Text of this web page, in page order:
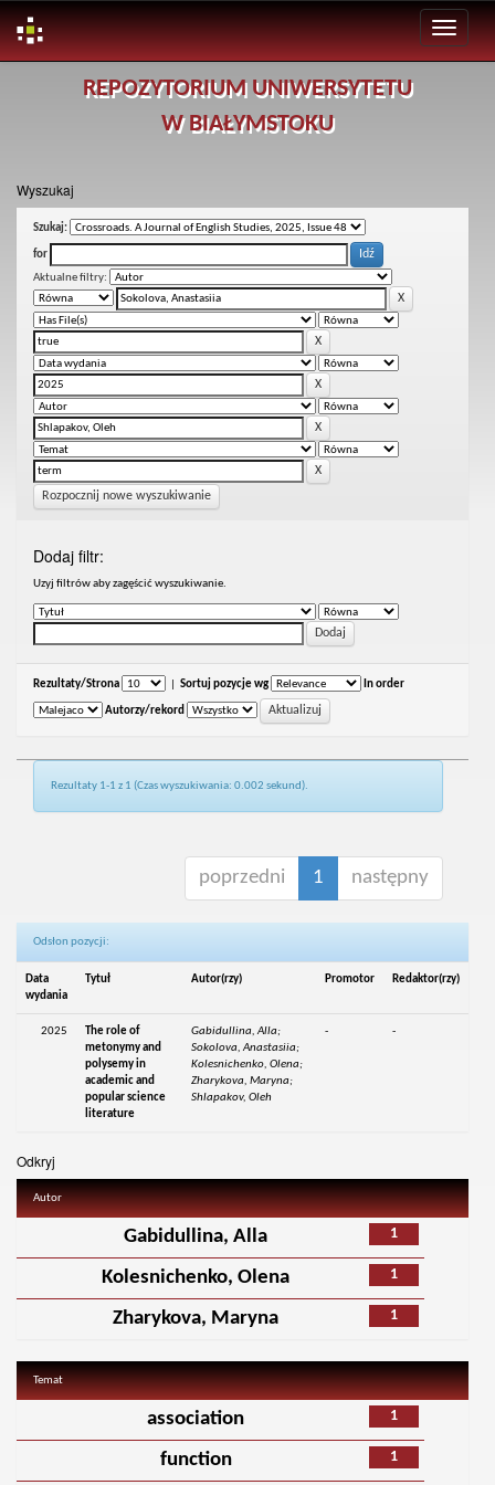
REPOZYTORIUM UNIWERSYTETU
W BIAŁYMSTOKU
Wyszukaj
Szukaj:
for
Aktualne filtry:
Rozpocznij nowe wyszukiwanie
Dodaj filtr:
Uzyj filtrów aby zagęścić wyszukiwanie.
Rezultaty/Strona Sortuj pozycje wg In order
Autorzy/rekord
Rezultaty 1-1 z 1 (Czas wyszukiwania: 0.002 sekund).
poprzedni 1 następny
Odsłon pozycji:
Data
wydania
Tytuł Autor(rzy) Promotor Redaktor(rzy)
2025
The role of
metonymy and
polysemy in
academic and
popular science
literature
Gabidullina, Alla;
Sokolova, Anastasiia;
Kolesnichenko, Olena;
Zharykova, Maryna;
Shlapakov, Oleh
- -
Odkryj
Autor
1
Gabidullina, Alla
1
Kolesnichenko, Olena
1
Zharykova, Maryna
Temat
1
association
1
function